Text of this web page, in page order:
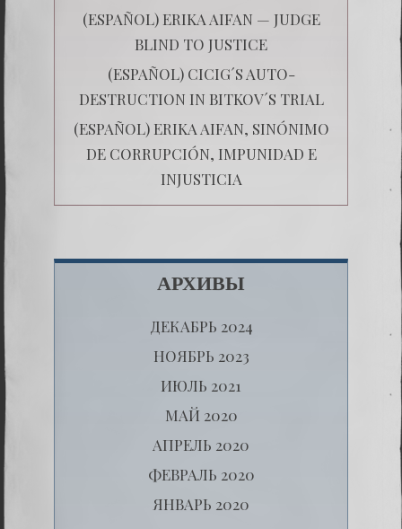
(ESPAÑOL) ERIKA AIFAN — JUDGE
BLIND TO JUSTICE
(ESPAÑOL) CICIG´S AUTO-
DESTRUCTION IN BITKOV´S TRIAL
(ESPAÑOL) ERIKA AIFAN, SINÓNIMO
DE CORRUPCIÓN, IMPUNIDAD E
INJUSTICIA
АРХИВЫ
ДЕКАБРЬ 2024
НОЯБРЬ 2023
ИЮЛЬ 2021
МАЙ 2020
АПРЕЛЬ 2020
ФЕВРАЛЬ 2020
ЯНВАРЬ 2020